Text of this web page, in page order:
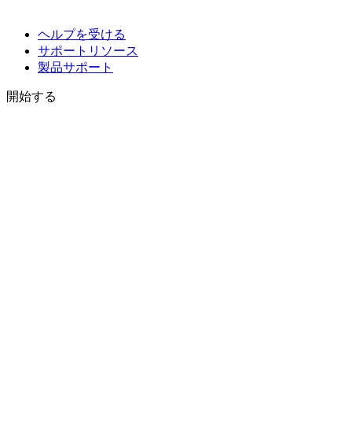
ヘルプを受ける
サポートリソース
製品サポート
開始する